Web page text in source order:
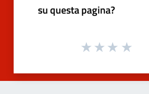
su questa pagina?